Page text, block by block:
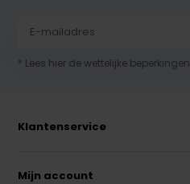
* Lees hier de wettelijke beperkingen
Klantenservice
Mijn account